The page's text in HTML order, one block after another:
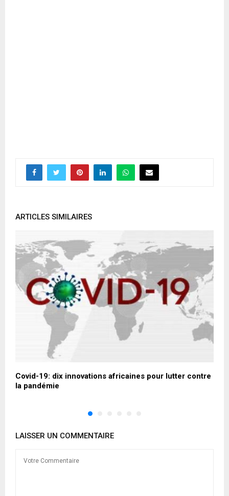
ARTICLES SIMILAIRES
Covid-19: dix innovations africaines pour lutter contre
la pandémie
LAISSER UN COMMENTAIRE